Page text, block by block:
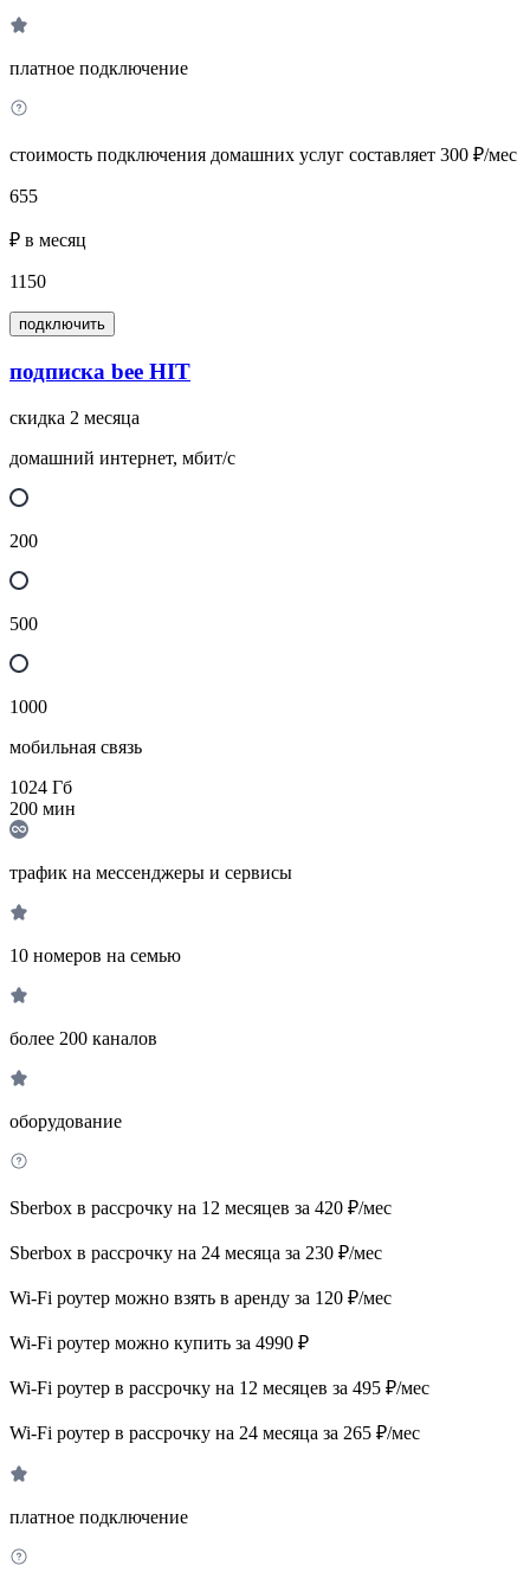
платное подключение
стоимость подключения домашних услуг составляет 300 ₽/мес
655
₽ в месяц
1150
подключить
подписка bee HIT
скидка 2 месяца
домашний интернет, мбит/с
200
500
1000
мобильная связь
1024 Гб
200 мин
трафик на мессенджеры и сервисы
10 номеров на семью
более 200 каналов
оборудование
Sberbox в рассрочку на 12 месяцев за 420 ₽/мес
Sberbox в рассрочку на 24 месяца за 230 ₽/мес
Wi-Fi роутер можно взять в аренду за 120 ₽/мес
Wi-Fi роутер можно купить за 4990 ₽
Wi-Fi роутер в рассрочку на 12 месяцев за 495 ₽/мес
Wi-Fi роутер в рассрочку на 24 месяца за 265 ₽/мес
платное подключение